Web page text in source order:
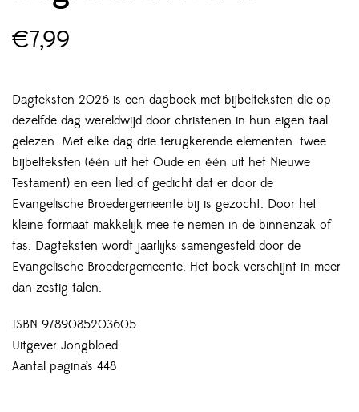
€7,99
Dagteksten 2026 is een dagboek met bijbelteksten die op
dezelfde dag wereldwijd door christenen in hun eigen taal
gelezen. Met elke dag drie terugkerende elementen: twee
bijbelteksten (één uit het Oude en één uit het Nieuwe
Testament) en een lied of gedicht dat er door de
Evangelische Broedergemeente bij is gezocht. Door het
kleine formaat makkelijk mee te nemen in de binnenzak of
tas. Dagteksten wordt jaarlijks samengesteld door de
Evangelische Broedergemeente. Het boek verschijnt in meer
dan zestig talen.
ISBN 9789085203605
Uitgever Jongbloed
Aantal pagina’s 448